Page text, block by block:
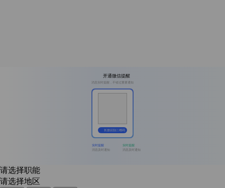
开通微信提醒
消息实时提醒，不错过重要通知
长按识别二维码
实时提醒
消息及时通知
实时提醒
消息及时通知
请选择职能
请选择地区